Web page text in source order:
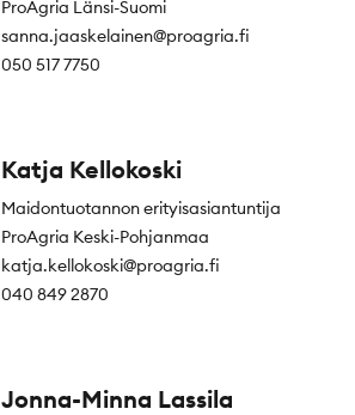
ProAgria Länsi-Suomi
sanna.jaaskelainen@proagria.fi
050 517 7750
Katja Kellokoski
Maidontuotannon erityisasiantuntija
ProAgria Keski-Pohjanmaa
katja.kellokoski@proagria.fi
040 849 2870
Jonna-Minna Lassila